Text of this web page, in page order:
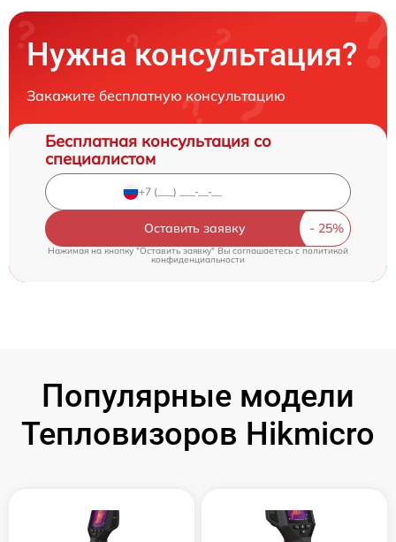
Нужна консультация?
Закажите бесплатную консультацию
Бесплатная консультация со
специалистом
Оставить заявку
Нажимая на кнопку "Оставить заявку" Вы соглашаетесь cполитикой
конфиденциальности
Популярные модели
Тепловизоров Hikmicro